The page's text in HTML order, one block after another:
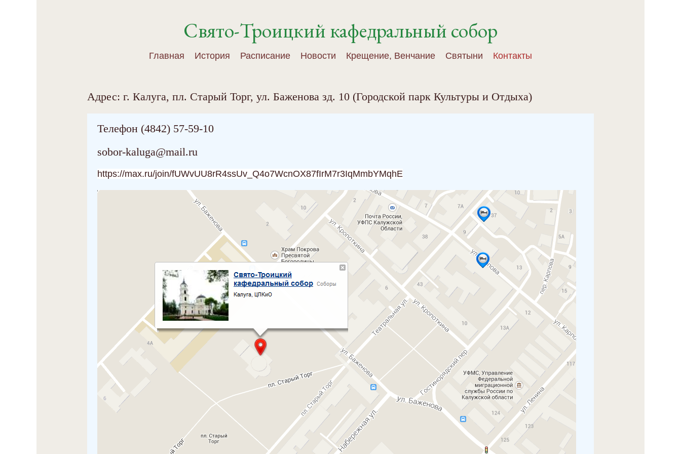
Свято-Троицкий кафедральный собор
Главная История Расписание Новости Крещение, Венчание Святыни Контакты
Адрес: г. Калуга, пл. Старый Торг, ул. Баженова зд. 10 (Городской парк Культуры и Отдыха)
Телефон (4842) 57-59-10
sobor-kaluga@mail.ru
https://max.ru/join/fUWvUU8rR4ssUv_Q4o7WcnOX87fIrM7r3IqMmbYMqhE